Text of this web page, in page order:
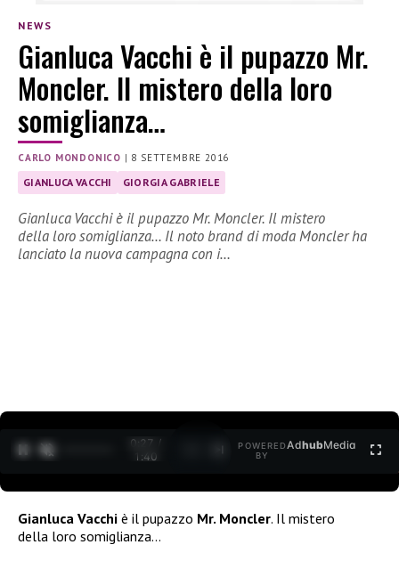
NEWS
Gianluca Vacchi è il pupazzo Mr.
Moncler. Il mistero della loro
somiglianza…
CARLO MONDONICO | 8 SETTEMBRE 2016
GIANLUCA VACCHI GIORGIA GABRIELE
Gianluca Vacchi è il pupazzo Mr. Moncler. Il mistero
della loro somiglianza… Il noto brand di moda Moncler ha
lanciato la nuova campagna con i…
0:27 /
1:40
POWERED
BY
AdhubMedia
Gianluca Vacchi è il pupazzo Mr. Moncler. Il mistero
della loro somiglianza…